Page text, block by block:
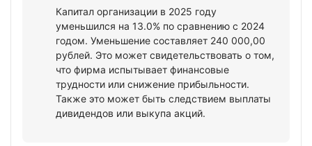
Капитал организации в 2025 году
уменьшился на 13.0% по сравнению с 2024
годом. Уменьшение составляет 240 000,00
рублей. Это может свидетельствовать о том,
что фирма испытывает финансовые
трудности или снижение прибыльности.
Также это может быть следствием выплаты
дивидендов или выкупа акций.